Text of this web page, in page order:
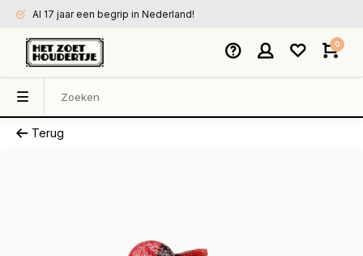
Al 17 jaar een begrip in Nederland!
0
Terug